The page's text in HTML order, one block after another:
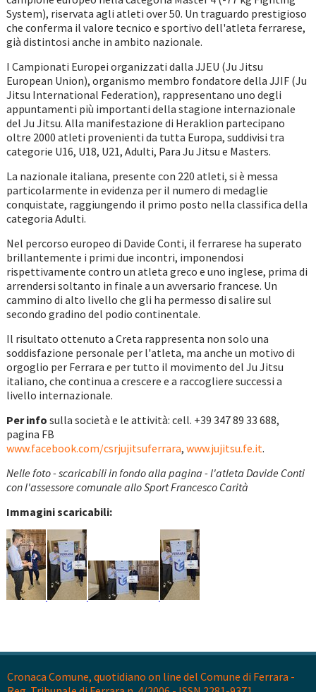
System), riservata agli atleti over 50. Un traguardo prestigioso
che conferma il valore tecnico e sportivo dell'atleta ferrarese,
già distintosi anche in ambito nazionale.
I Campionati Europei organizzati dalla JJEU (Ju Jitsu
European Union), organismo membro fondatore della JJIF (Ju
Jitsu International Federation), rappresentano uno degli
appuntamenti più importanti della stagione internazionale
del Ju Jitsu. Alla manifestazione di Heraklion partecipano
oltre 2000 atleti provenienti da tutta Europa, suddivisi tra
categorie U16, U18, U21, Adulti, Para Ju Jitsu e Masters.
La nazionale italiana, presente con 220 atleti, si è messa
particolarmente in evidenza per il numero di medaglie
conquistate, raggiungendo il primo posto nella classifica della
categoria Adulti.
Nel percorso europeo di Davide Conti, il ferrarese ha superato
brillantemente i primi due incontri, imponendosi
rispettivamente contro un atleta greco e uno inglese, prima di
arrendersi soltanto in finale a un avversario francese. Un
cammino di alto livello che gli ha permesso di salire sul
secondo gradino del podio continentale.
Il risultato ottenuto a Creta rappresenta non solo una
soddisfazione personale per l'atleta, ma anche un motivo di
orgoglio per Ferrara e per tutto il movimento del Ju Jitsu
italiano, che continua a crescere e a raccogliere successi a
livello internazionale.
Per info sulla società e le attività: cell. +39 347 89 33 688,
pagina FB
www.facebook.com/csrjujitsuferrara, www.jujitsu.fe.it.
Nelle foto - scaricabili in fondo alla pagina - l'atleta Davide Conti
con l'assessore comunale allo Sport Francesco Carità
Immagini scaricabili:
Cronaca Comune, quotidiano on line del Comune di Ferrara -